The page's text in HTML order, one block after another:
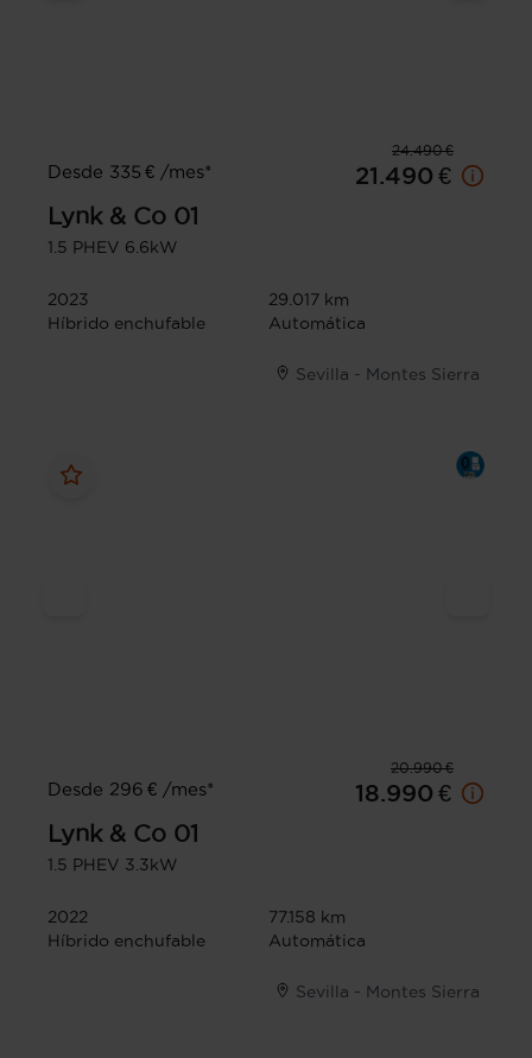
24.490 €
Desde 335 € /mes*
21.490 €
Lynk & Co 01
1.5 PHEV 6.6kW
2023
29.017 km
Híbrido enchufable
Automática
Sevilla - Montes Sierra
20.990 €
Desde 296 € /mes*
18.990 €
Lynk & Co 01
1.5 PHEV 3.3kW
2022
77.158 km
Híbrido enchufable
Automática
Sevilla - Montes Sierra